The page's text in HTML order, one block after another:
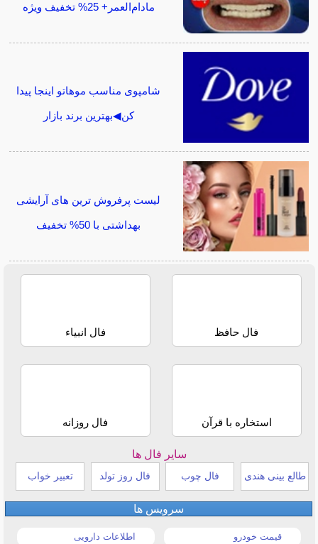
مادام‌العمر+ 25% تخفیف ویژه
شامپوی مناسب موهاتو اینجا پیدا
کن◀بهترین برند بازار
لیست پرفروش ترین های آرایشی
بهداشتی با 50% تخفیف
فال حافظ فال انبیاء
استخاره با قرآن فال روزانه
سایر فال ها
طالع بینی هندی فال چوب فال روز تولد تعبیر خواب
سرویس ها
قیمت خودرو اطلاعات دارویی